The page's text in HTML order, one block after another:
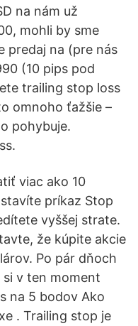
na nám už
mohli by sme
predaj na (pre nás
(10 pips pod
trailing stop loss
omnoho ťažšie –
pohybuje.
viac ako 10
príkaz Stop
vyššej strate.
že kúpite akcie
Po pár dňoch
v ten moment
na 5 bodov Ako
. Trailing stop je